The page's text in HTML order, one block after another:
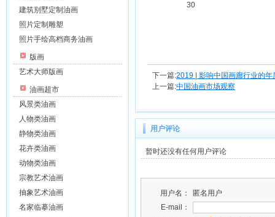
建筑别墅定制油画
照片定制雕塑
照片手绘高档商务油画
版画
艺术大师版画
油画超市
风景类油画
人物类油画
静物类油画
花卉类油画
动物类油画
宗教艺术油画
抽象艺术油画
名家临摹油画
30
下一篇:2019 | 影响中国画廊行业的
上一篇:中国油画市场观察
用户评论
暂时还没有任何用户评论
用户名：
匿名用户
E-mail：